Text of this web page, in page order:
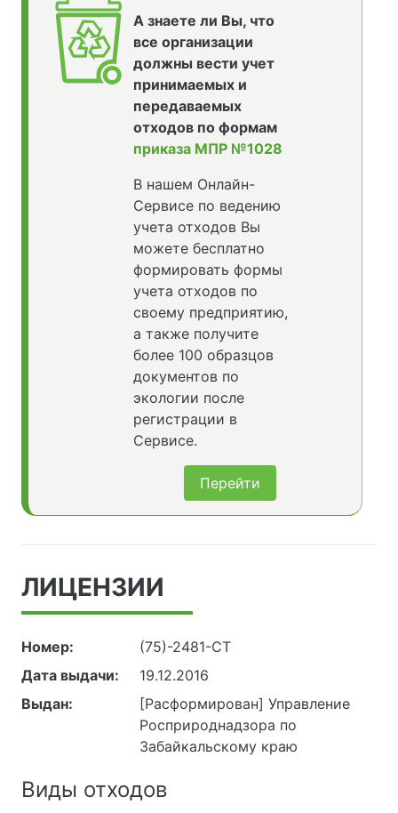
А знаете ли Вы, что
все организации
должны вести учет
принимаемых и
передаваемых
отходов по формам
приказа МПР №1028
В нашем Онлайн-
Сервисе по ведению
учета отходов Вы
можете бесплатно
формировать формы
учета отходов по
своему предприятию,
а также получите
более 100 образцов
документов по
экологии после
регистрации в
Сервисе.
Перейти
ЛИЦЕНЗИИ
Номер:
(75)-2481-СТ
Дата выдачи:
19.12.2016
Выдан:
[Расформирован] Управление
Росприроднадзора по
Забайкальскому краю
Виды отходов